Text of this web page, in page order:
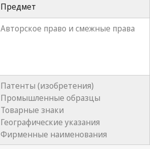
Предмет
Авторское право и смежные права
Патенты (изобретения)
Промышленные образцы
Товарные знаки
Географические указания
Фирменные наименования